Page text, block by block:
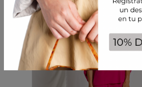
Productos relacionados